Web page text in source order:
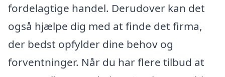
fordelagtige handel. Derudover kan det
også hjælpe dig med at finde det firma,
der bedst opfylder dine behov og
forventninger. Når du har flere tilbud at